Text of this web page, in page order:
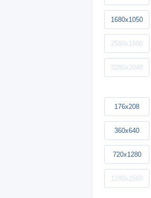
1680x1050
2560x1600
3280x2048
176x208
360x640
720x1280
1280x2560